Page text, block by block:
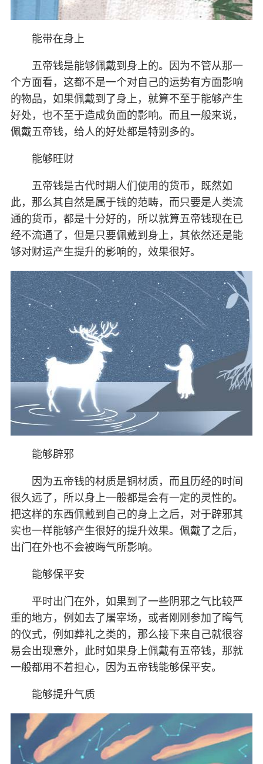
能带在身上
五帝钱是能够佩戴到身上的。因为不管从那一
个方面看，这都不是一个对自己的运势有方面影响
的物品，如果佩戴到了身上，就算不至于能够产生
好处，也不至于造成负面的影响。而且一般来说，
佩戴五帝钱，给人的好处都是特别多的。
能够旺财
五帝钱是古代时期人们使用的货币，既然如
此，那么其自然是属于钱的范畴，而只要是人类流
通的货币，都是十分好的，所以就算五帝钱现在已
经不流通了，但是只要佩戴到身上，其依然还是能
够对财运产生提升的影响的，效果很好。
能够辟邪
因为五帝钱的材质是铜材质，而且历经的时间
很久远了，所以身上一般都是会有一定的灵性的。
把这样的东西佩戴到自己的身上之后，对于辟邪其
实也一样能够产生很好的提升效果。佩戴了之后，
出门在外也不会被晦气所影响。
能够保平安
平时出门在外，如果到了一些阴邪之气比较严
重的地方，例如去了屠宰场，或者刚刚参加了晦气
的仪式，例如葬礼之类的，那么接下来自己就很容
易会出现意外，此时如果身上佩戴有五帝钱，那就
一般都用不着担心，因为五帝钱能够保平安。
能够提升气质